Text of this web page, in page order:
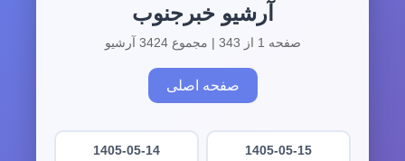
آرشیو خبرجنوب
صفحه 1 از 343 | مجموع 3424 آرشیو
صفحه اصلی
1405-05-15
1405-05-14